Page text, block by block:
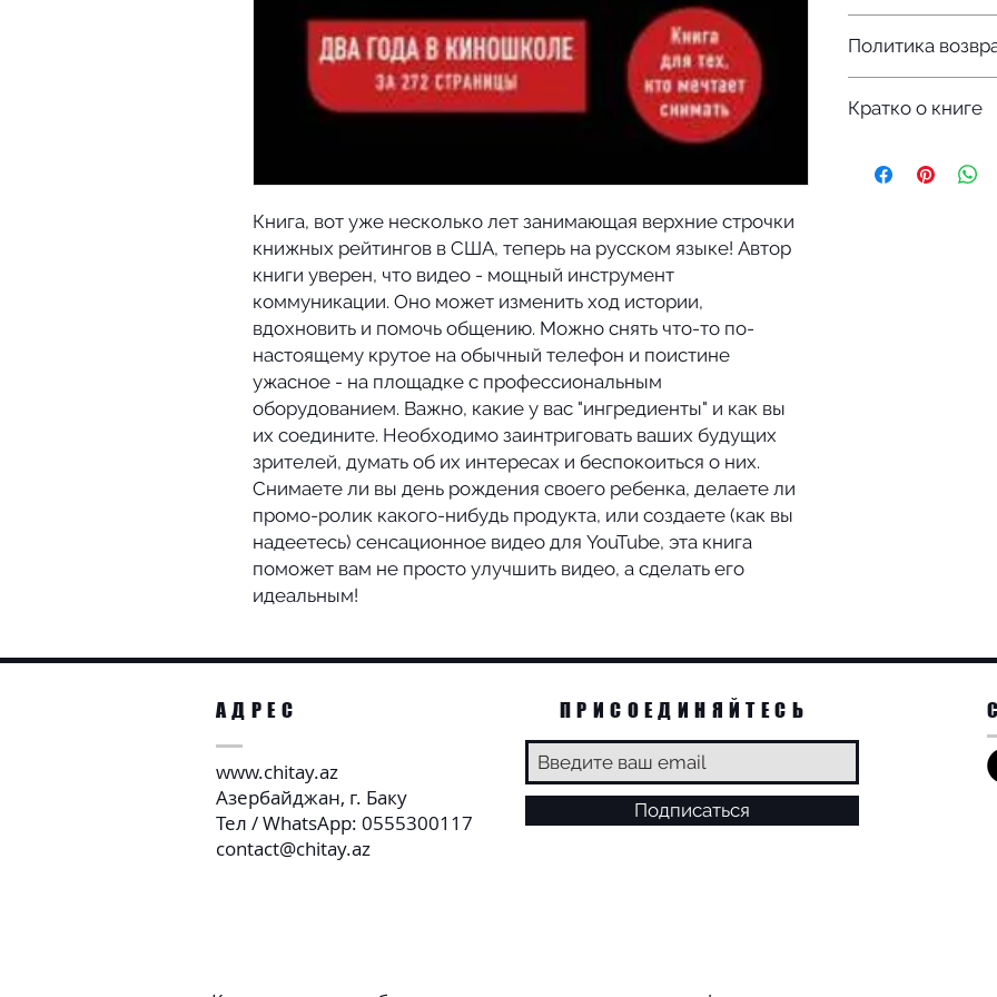
Книга, вот уже несколько лет занимающая верхние строчки
книжных рейтингов в США, теперь на русском языке! Автор
книги уверен, что видео - мощный инструмент
коммуникации. Оно может изменить ход истории,
вдохновить и помочь общению. Можно снять что-то по-
настоящему крутое на обычный телефон и поистине
ужасное - на площадке с профессиональным
оборудованием. Важно, какие у вас "ингредиенты" и как вы
их соедините. Необходимо заинтриговать ваших будущих
зрителей, думать об их интересах и беспокоиться о них.
Снимаете ли вы день рождения своего ребенка, делаете ли
промо-ролик какого-нибудь продукта, или создаете (как вы
надеетесь) сенсационное видео для YouTube, эта книга
поможет вам не просто улучшить видео, а сделать его
идеальным!
клипов и
спродюсировал и
был отмечен
стоимость и
Политика
понравится эта
Кратко о книге
видео, а сделать
АДРЕС
www.chitay.az
Азербайджан, г. Баку
Тел / WhatsApp: 0555300117
contact@chitay.az
ПРИСОЕДИНЯЙТЕСЬ
Подписаться